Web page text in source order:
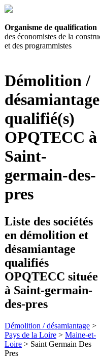
Organisme de qualification
des économistes de la
et des programmistes
Démolition /
désamiantage
qualifié(s)
OPQTECC à
Saint-
germain-des-
pres
Liste des sociétés
en démolition et
désamiantage
qualifiés
OPQTECC située
à Saint-germain-
des-pres
Démolition / désamiantage >
Pays de la Loire > Maine-et-
Loire > Saint Germain Des
Pres